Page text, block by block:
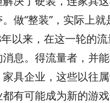
做“整装”，实际上就
以来，在这一轮的流
息。得流量者，并
具企业，这些以往
有可能成为新的游戏